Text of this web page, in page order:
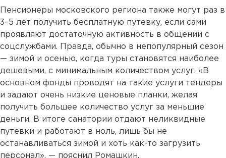
Пенсионеры московского региона также могут раз в
3–5 лет получить бесплатную путевку, если сами
проявляют достаточную активность в общении с
соцслужбами. Правда, обычно в непопулярный сезон
— зимой и осенью, когда туры становятся наиболее
дешевыми, с минимальным количеством услуг. «В
основном фонды проводят на такие услуги тендеры
и задают очень низкие ценовые планки, желая
получить большее количество услуг за меньшие
деньги. В итоге санатории отдают неликвидные
путевки и работают в ноль, лишь бы не
останавливаться зимой и хоть как-то загрузить
персонал», — пояснил Ромашкин.